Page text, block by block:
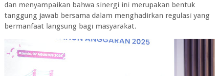
dan menyampaikan bahwa sinergi ini merupakan bentuk
tanggung jawab bersama dalam menghadirkan regulasi yang
bermanfaat langsung bagi masyarakat.